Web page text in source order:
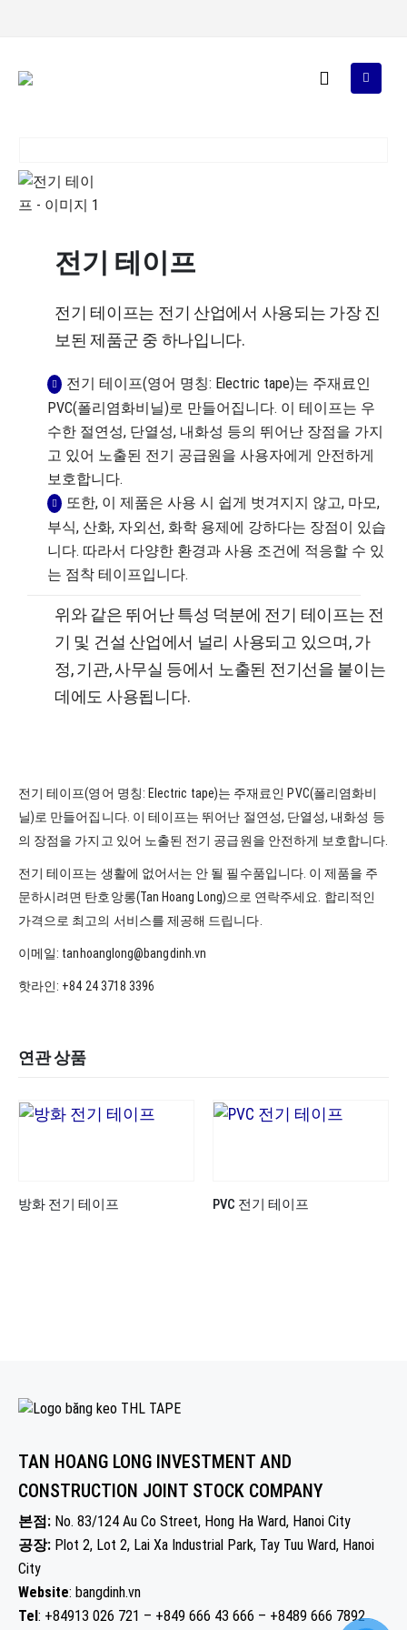
전기 테이프
전기 테이프는 전기 산업에서 사용되는 가장 진
보된 제품군 중 하나입니다.
전기 테이프(영어 명칭: Electric tape)는 주재료인
PVC(폴리염화비닐)로 만들어집니다. 이 테이프는 우
수한 절연성, 단열성, 내화성 등의 뛰어난 장점을 가지
고 있어 노출된 전기 공급원을 사용자에게 안전하게
보호합니다.
또한, 이 제품은 사용 시 쉽게 벗겨지지 않고, 마모,
부식, 산화, 자외선, 화학 용제에 강하다는 장점이 있습
니다. 따라서 다양한 환경과 사용 조건에 적응할 수 있
는 점착 테이프입니다.
위와 같은 뛰어난 특성 덕분에 전기 테이프는 전
기 및 건설 산업에서 널리 사용되고 있으며, 가
정, 기관, 사무실 등에서 노출된 전기선을 붙이는
데에도 사용됩니다.
전기 테이프(영어 명칭: Electric tape)는 주재료인 PVC(폴리염화비
닐)로 만들어집니다. 이 테이프는 뛰어난 절연성, 단열성, 내화성 등
의 장점을 가지고 있어 노출된 전기 공급원을 안전하게 보호합니다.
전기 테이프는 생활에 없어서는 안 될 필수품입니다. 이 제품을 주
문하시려면 탄호앙롱(Tan Hoang Long)으로 연락주세요. 합리적인
가격으로 최고의 서비스를 제공해 드립니다.
이메일: tanhoanglong@bangdinh.vn
핫라인: +84 24 3718 3396
연관 상품
방화 전기 테이프 PVC 전기 테이프
TAN HOANG LONG INVESTMENT AND
CONSTRUCTION JOINT STOCK COMPANY
본점: No. 83/124 Au Co Street, Hong Ha Ward, Hanoi City
공장: Plot 2, Lot 2, Lai Xa Industrial Park, Tay Tuu Ward, Hanoi
City
Website: bangdinh.vn
Tel: +84913 026 721 – +849 666 43 666 – +8489 666 7892